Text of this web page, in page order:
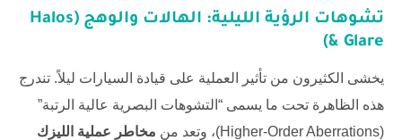
تشوهات الرؤية الليلية: الهالات والوهج (Halos
& Glare)
يخشى الكثيرون من تأثير العملية على قيادة السيارات ليلاً. تندرج
هذه الظاهرة تحت ما يسمى “التشوهات البصرية عالية الرتبة”
(Higher-Order Aberrations)، وتعد من
مخاطر عملية الليزك